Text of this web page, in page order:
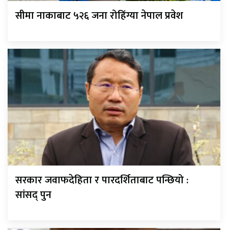
सीमा नाकाबाट ५२६ जना रोहिंग्या नेपाल प्रवेश
सरकार जवाफदेहिता र पारदर्शिताबाट पन्छियो :
सांसद् पुन